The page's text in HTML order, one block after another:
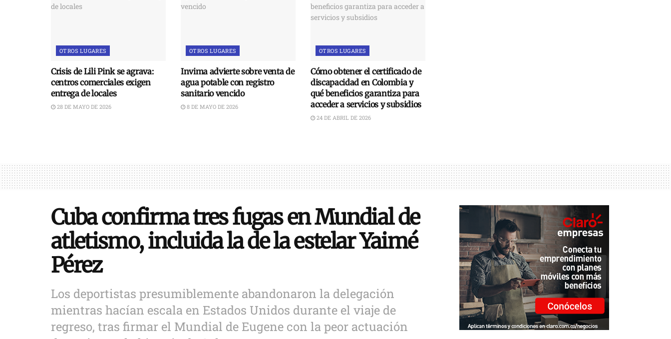
OTROS LUGARES
Crisis de Lili Pink se agrava:
centros comerciales exigen
entrega de locales
28 DE MAYO DE 2026
OTROS LUGARES
Invima advierte sobre venta de
agua potable con registro
sanitario vencido
8 DE MAYO DE 2026
OTROS LUGARES
Cómo obtener el certificado de
discapacidad en Colombia y
qué beneficios garantiza para
acceder a servicios y subsidios
24 DE ABRIL DE 2026
Cuba confirma tres fugas en Mundial de
atletismo, incluida la de la estelar Yaimé
Pérez
Los deportistas presumiblemente abandonaron la delegación
mientras hacían escala en Estados Unidos durante el viaje de
regreso, tras firmar el Mundial de Eugene con la peor actuación